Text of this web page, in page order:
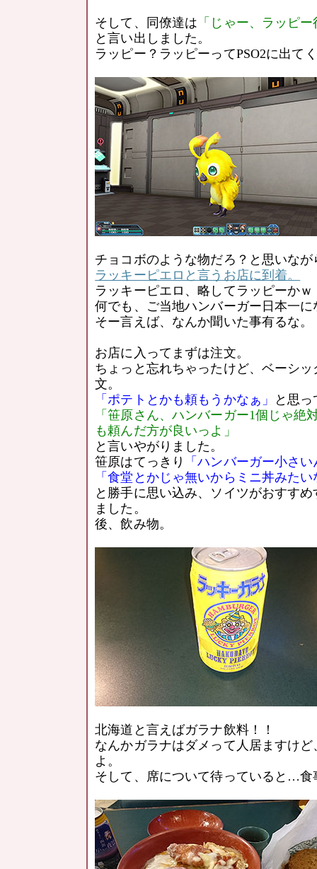
そして、同僚達は 「じゃー、ラッピ
と言い出しました。
ラッピー？ラッピーってPSO2に出て
チョコボのような物だろ？と思いな
ラッキーピエロと言うお店に到着。
ラッキーピエロ、略してラッピーかｗ
何でも、ご当地ハンバーガー日本一
そー言えば、なんか聞いた事有るな。
お店に入ってまずは注文。
ちょっと忘れちゃったけど、ベーシ
文。
「ポテトとかも頼もうかなぁ」
と思
「笹原さん、ハンバーガー1個じゃ絶
も頼んだ方が良いっよ」
と言いやがりました。
笹原はてっきり
「ハンバーガー小さ
「食堂とかじゃ無いからミニ丼みた
と勝手に思い込み、ソイツがおすす
ました。
後、飲み物。
北海道と言えばガラナ飲料！！
なんかガラナはダメって人居ますけ
よ。
そして、席について待っていると…